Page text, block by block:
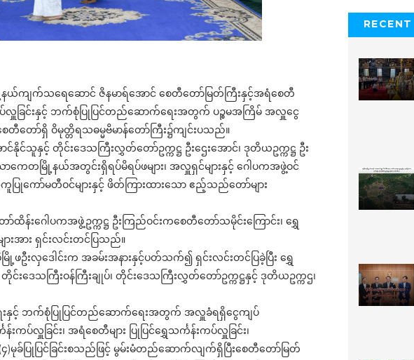
ကျက်သရေဆောင် ဇိနမာရ်အောင် စေတီတော်မြတ်ကြီးနှင့်အရံစေတီ
လှူခြင်းနှင့် ဘက်စုံပြုပြင်တည်ဆောက်ရေးအတွက် ပဉ္စမအကြိမ် အလှူငွေ
တော်ရှိ ဝိမုတ္တိရသဓမ္မဗိမာန်တော်ကြီး၌ကျင်းပသည်။
နိုင်သူနှင့် တိုင်းဒေသကြီးလွှတ်တော်ဥက္ကဋ္ဌ ဦးဌေးအောင်၊ ဒုတိယဥက္ကဋ္ဌ ဦး
ာကေတမြို့နယ်အတွင်းရှိရပ်မိရပ်ဖများ၊ အလှူရှင်များနှင့် ဂေါပကအဖွဲ့ဝင်
ကော်မတီဝင်များနှင့် ဖိတ်ကြားထားသော ဧည့်သည်တော်များ
ထိန်းဂေါပကအဖွဲ့ဥက္ကဋ္ဌ ဦးကြည်ဝင်းကစေတီတော်သမိုင်းကြောင်း၊ ရွှေ
အား ရှင်းလင်းတင်ပြသည်။
းလှဒေါင်းက အခမ်းအနားနှင့်ပတ်သက်၍ ရှင်းလင်းတင်ပြခဲ့ပြီး ရွှေ
င်းဒေသကြီးဝန်ကြီးချုပ်၊ တိုင်းဒေသကြီးလွှတ်တော်ဥက္ကဋ္ဌနှင့် ဒုတိယဥက္ကဌ၊
းနှင့် ဘက်စုံပြုပြင်တည်ဆောက်ရေးအတွက် အလှူခံရရှိငွေကျပ်
ပ်လှူခြင်း၊ အရံစေတီများ ပြုပြင်ရွှေသင်္ကန်းကပ်လှူခြင်း၊
(၄)မုခ်ပြုပြင်ခြင်းစသည်ဖြင့် မွမ်းမံတည်ဆောက်လျက်ရှိပြီးစေတီတော်မြတ်
RECENT